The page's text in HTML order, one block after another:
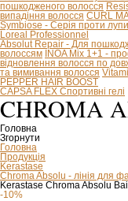
пошкодженого волосся
випадіння волосся CURL
Symbiose - Серія проти лупи
Loreal Professionnel
Absolut Repair - Для
волоссям INOA Mix 1+1 -
відновлення волосся по
та вимивання волосся
PEPPER HAIR BOOST
CAPSA FLEX Спортивні гелі
CHROMA
Головна
Згорнути
Головна
Продукція
Kerastase
Chroma Absolu - лінія для
Kerastase Chroma Absolu
-10%